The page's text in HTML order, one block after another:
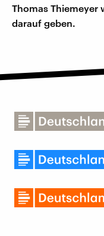
Thomas Thiemeyer
darauf geben.